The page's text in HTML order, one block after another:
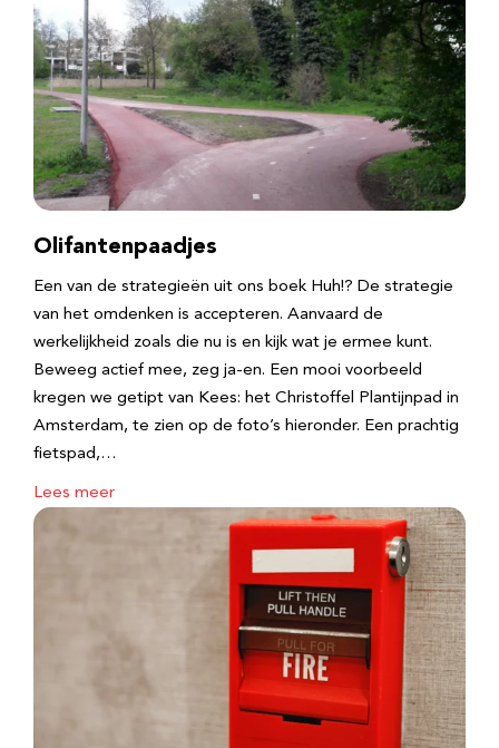
Olifantenpaadjes
Een van de strategieën uit ons boek Huh!? De strategie
van het omdenken is accepteren. Aanvaard de
werkelijkheid zoals die nu is en kijk wat je ermee kunt.
Beweeg actief mee, zeg ja-en. Een mooi voorbeeld
kregen we getipt van Kees: het Christoffel Plantijnpad in
Amsterdam, te zien op de foto’s hieronder. Een prachtig
fietspad,…
Lees meer